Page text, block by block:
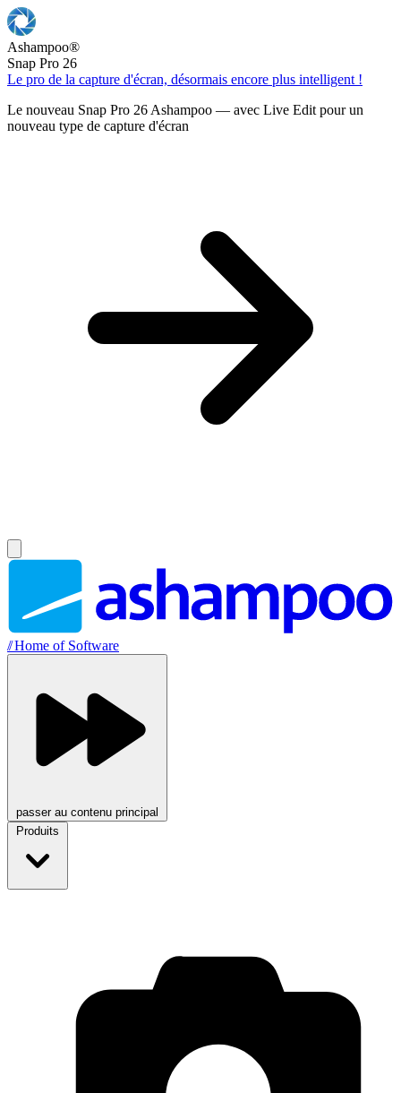
Ashampoo®
Snap Pro 26
Le pro de la capture d'écran, désormais encore plus intelligent !
Le nouveau Snap Pro 26 Ashampoo — avec Live Edit pour un
nouveau type de capture d'écran
//Home of Software
passer au contenu principal
Produits